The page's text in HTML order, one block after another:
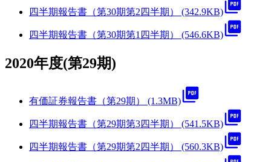
四半期報告書（第30期第2四半期） (342.9KB)
四半期報告書（第30期第1四半期） (546.6KB)
2020年度(第29期)
有価証券報告書（第29期） (1.3MB)
四半期報告書（第29期第3四半期） (541.5KB)
四半期報告書（第29期第2四半期） (560.3KB)